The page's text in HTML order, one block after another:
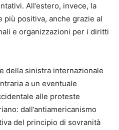
All’estero, invece, la
positiva, anche grazie al
e organizzazioni per i diritti
della sinistra internazionale
a un eventuale
alle proteste
dall’antiamericanismo
del principio di sovranità